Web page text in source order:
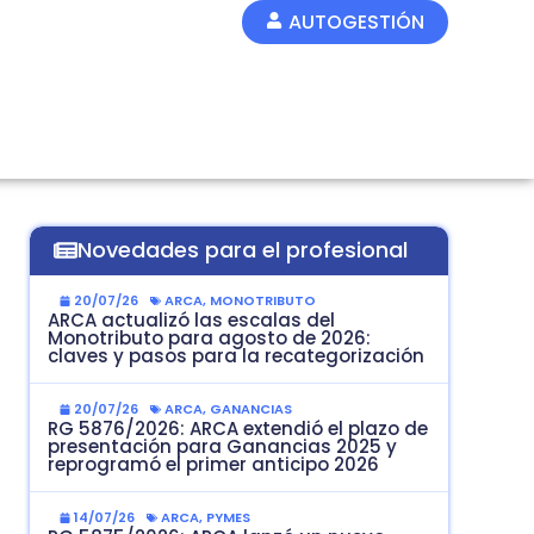
AUTOGESTIÓN
Novedades para el profesional
20/07/26 ARCA, MONOTRIBUTO
ARCA actualizó las escalas del
Monotributo para agosto de 2026:
claves y pasos para la recategorización
20/07/26 ARCA, GANANCIAS
RG 5876/2026: ARCA extendió el plazo de
presentación para Ganancias 2025 y
reprogramó el primer anticipo 2026
14/07/26 ARCA, PYMES